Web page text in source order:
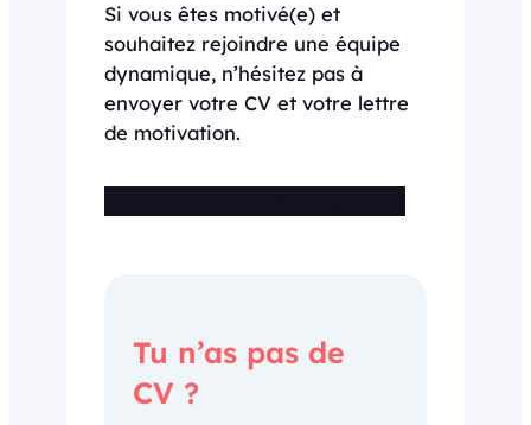
Si vous êtes motivé(e) et
souhaitez rejoindre une équipe
dynamique, n’hésitez pas à
envoyer votre CV et votre lettre
de motivation.
Tu n’as pas de
CV ?